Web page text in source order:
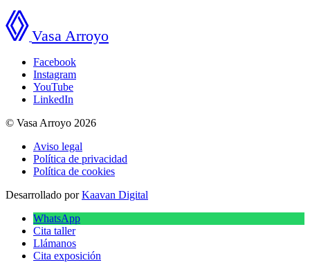
Vasa Arroyo
Facebook
Instagram
YouTube
LinkedIn
© Vasa Arroyo 2026
Aviso legal
Política de privacidad
Política de cookies
Desarrollado porKaavan Digital
WhatsApp
Cita taller
Llámanos
Cita exposición